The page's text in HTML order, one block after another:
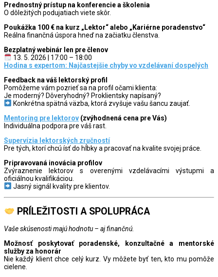
Prednostný prístup na konferencie a školenia
O dôležitých podujatiach viete skôr.
Poukážka 100 € na kurz „Lektor“ alebo „Kariérne poradenstvo“
Reálna finančná úspora hneď na začiatku členstva.
Bezplatný webinár len pre členov
13. 5. 2026 | 17:00 – 18:00
Hodina s expertom: Najčastejšie chyby vo vzdelávaní dospelých
Feedback na váš lektorský profil
Pomôžeme vám pozrieť sa na profil očami klienta:
Je moderný? Dôveryhodný? Proklientsky napísaný?
Konkrétna spätná väzba, ktorá zvyšuje vašu šancu zaujať.
Mentoring pre lektorov (zvýhodnená cena pre Vás)
Individuálna podpora pre váš rast.
Supervízia lektorských zručností
Pre tých, ktorí chcú ísť do hĺbky a pracovať na kvalite svojej práce.
Pripravovaná inovácia profilov
Zvýraznenie lektorov s overenými vzdelávacími výstupmi a
oficiálnou kvalifikáciou.
Jasný signál kvality pre klientov.
PRÍLEŽITOSTI A SPOLUPRÁCA
Vaše skúsenosti majú hodnotu – aj finančnú.
Možnosť poskytovať poradenské, konzultačné a mentorské
služby za honorár
Nie každý klient chce celý kurz. Vy môžete byť ten, kto mu pomôže
cielene.